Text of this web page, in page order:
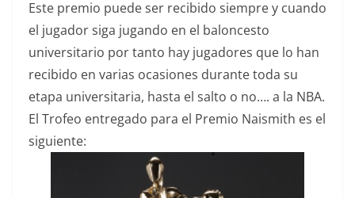
Este premio puede ser recibido siempre y cuando
el jugador siga jugando en el baloncesto
universitario por tanto hay jugadores que lo han
recibido en varias ocasiones durante toda su
etapa universitaria, hasta el salto o no…. a la NBA.
El Trofeo entregado para el Premio Naismith es el
siguiente: